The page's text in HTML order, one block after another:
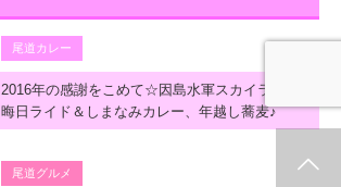
尾道カレー
2016年の感謝をこめて☆因島水軍スカイライン大
晦日ライド＆しまなみカレー、年越し蕎麦♪
尾道グルメ
新着情報 お問合せ